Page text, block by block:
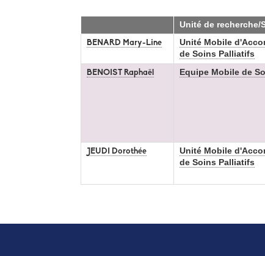
Unité de recherche/
BENARD Mary-Line
Unité Mobile
de Soins Palliatifs
BENOIST Raphaël Equipe Mobile de
JEUDI Dorothée
Unité Mobile
de Soins Palliatifs